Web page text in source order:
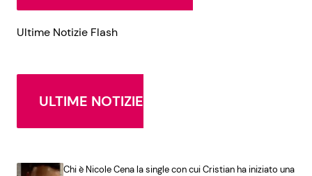
Ultime Notizie Flash
ULTIME NOTIZIE
Chi è Nicole Cena la single con cui Cristian ha iniziato una